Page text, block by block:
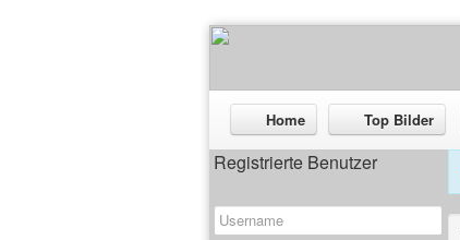
Home Top Bilder
Registrierte Benutzer